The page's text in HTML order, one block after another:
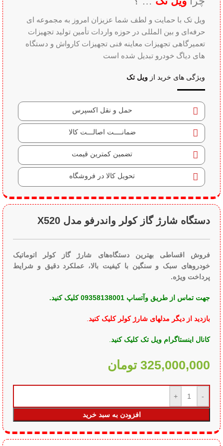
دستگاه شارژ گاز کولر واندرفو مدل X520
فروش اقساطی بهترین دستگاه‌های شارژ گاز کولر اتوماتیک
خودروهای سبک و سنگین با کیفیت بالا، عملکرد دقیق و شرایط
پرداخت ویژه.
جهت تماس از طریق وآتساپ 09358138001 کلیک کنید.
بازدید از دیگر مدلهای شارژ کولر کلیک کنید
کانال اینستاگرام ویل تک کلیک کنید
325,000,000 تومان
افزودن به سبد خرید
ویل تک با حمایت و لطف شما عزیزان امروز به مجموعه ای
حرفه‌ای و بین‌ المللی در حوزه واردات تأمین تولید تجهیزات
تعمیرگاهی تجهیزات معاینه فنی تجهیزات کارواش و دستگاه
های دیاگ خودرو تبدیل شده است
ویژگی های خرید از ویل تک
حمل و نقل اکسپرس
ضمانــــت اصالـــت کالا
تضمین کمترین قیمت
تحویل کالا در فروشگاه